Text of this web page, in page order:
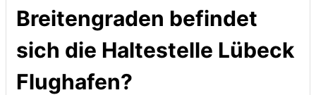
Breitengraden befindet
sich die Haltestelle Lübeck
Flughafen?